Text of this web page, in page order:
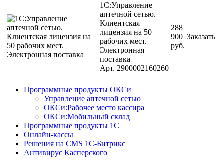
1С:Управление
аптечной сетью.
Клиентская
лицензия на 50
рабочих мест.
Электронная
поставка
Арт. 2900002160260
288
900
руб.
Заказать
Программные продукты ОКСи
Управление аптечной сетью
ОКСи:Рабочее место кассира
ОКСи:Мобильный склад
Программные продукты 1С
Онлайн-кассы
Решения на CMS 1С-Битрикс
Антивирус Касперского